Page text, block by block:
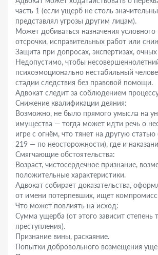
часть 1 (если ущерб не столь
представлял угрозы другим лицам).
Может добиваться назначения условного
отсрочки, исправительных работ или
Защита при допросах, экспертизах, очных
Недопустимо, чтобы
психоэмоционально нестабильный
стадии следствия без правовой помощи.
Адвокат следит за соблюдением
Снижение квалификации деяния:
Возможно, не было прямого умысла на
имущества — тогда может идти речь о
игре с огнём, что тянет на другую статью
219 — по неосторожности), где и
Смягчающие обстоятельства:
Возраст, чистосердечное признание,
положительные характеристики.
Адвокат собирает доказательства,
от имени потерпевших, ищет
Что может повлиять на исход:
Сумма ущерба (от этого зависит степень
преступления).
Признание вины, раскаяние.
Попытки добровольного возмещения